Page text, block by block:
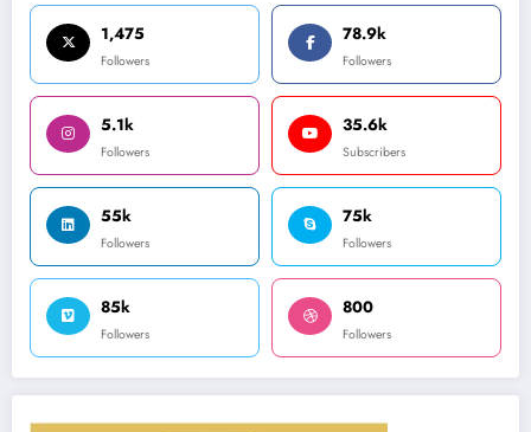
1,475
Followers
78.9k
Followers
5.1k
Followers
35.6k
Subscribers
55k
Followers
75k
Followers
85k
Followers
800
Followers